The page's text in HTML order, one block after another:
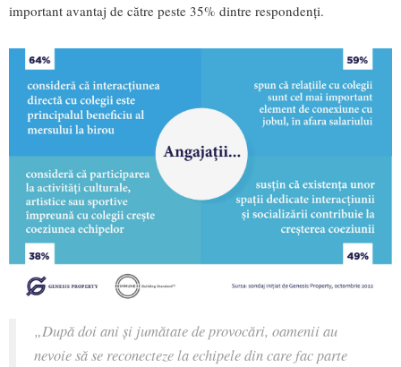
important avantaj de către peste 35% dintre respondenți.
„După doi ani și jumătate de provocări, oamenii au
nevoie să se reconecteze la echipele din care fac parte